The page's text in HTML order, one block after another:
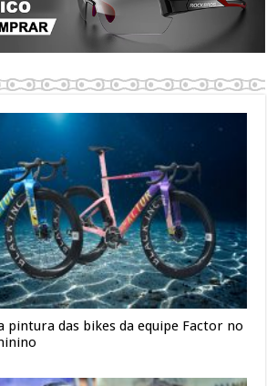
pintura das bikes da equipe Factor no